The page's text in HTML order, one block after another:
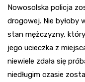
Nowosolska policja
drogowej. Nie byłoby
stan mężczyzny,
jego ucieczka z
niewiele zdała się
niedługim czasie